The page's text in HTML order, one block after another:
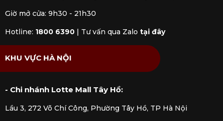
tố an toàn, hạn chế nguy cơ gây tổn thương
trong lúc sử dụng, mang lại sự an tâm cho người
3. Các thương hiệu cung cấp dụng cụ
Một số thương hiệu chuyên sản xuất
nhà bếpnổi tiếng trên thế giới:
Giờ mở cửa: 9h30 - 21h30
Hotline: 1800 6390 | Tư vấn qua Zalo tại đây
KHU VỰC HÀ NỘI
- Chi nhánh Lotte Mall Tây Hồ:
Lầu 3, 272 Võ Chí Công, Phường Tây Hồ, TP Hà Nội